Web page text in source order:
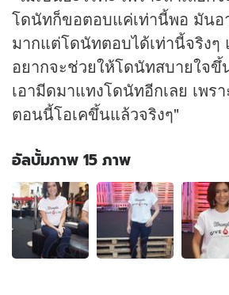
โดนัทก็ขอตอบแค่เท่านี้พอ มันอ
มากแต่โดนัทตอบได้เท่านี้จริง
อยากจะช่วยให้โดนัทสบายใจขึ้
เอามีดมาแทงโดนัทอีกเลย เพร
ตอนนี้โอเคขึ้นแล้วจริงๆ"
อัลบั้มภาพ 15 ภาพ
อัลบั้ม
ภาพ
15
ภาพ
ของ